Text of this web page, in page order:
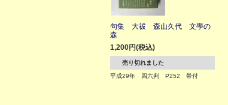
句集 大祓 森山久代 文學の
森
1,200円(税込)
売り切れました
平成29年 四六判 P252 帯付